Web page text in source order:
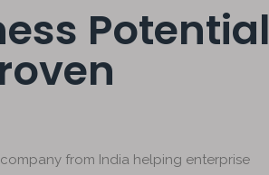
Potential
from India helping enterprise